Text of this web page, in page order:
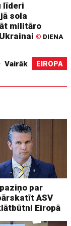
līderi
sola
militāro
© DIENA
Vairāk EIROPA
par
ASV
Eiropā